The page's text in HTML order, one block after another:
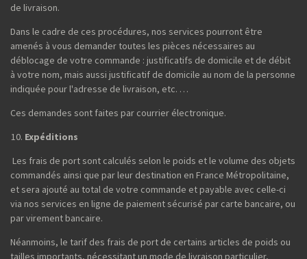
de livraison.
Dans le cadre de ces procédures, nos services pourront être
amenés à vous demander toutes les pièces nécessaires au
déblocage de votre commande : justificatifs de domicile et de débit
à votre nom, mais aussi justificatif de domicile au nom de la personne
indiquée pour l'adresse de livraison, etc. …
Ces demandes sont faites par courrier électronique.
Expéditions
Les frais de port sont calculés selon le poids et le volume des objets
commandés ainsi que par leur destination en France Métropolitaine,
et sera ajouté au total de votre commande et payable avec celle-ci
via nos services en ligne de paiement sécurisé par carte bancaire, ou
par virement bancaire.
Néanmoins, le tarif des frais de port de certains articles de poids ou
tailles importants, nécessitant un mode de livraison particulier,